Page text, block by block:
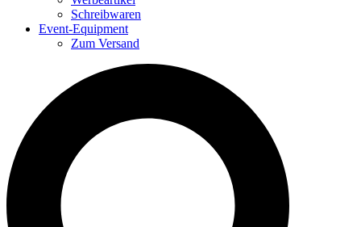
Schreibwaren
Event-Equipment
Zum Versand